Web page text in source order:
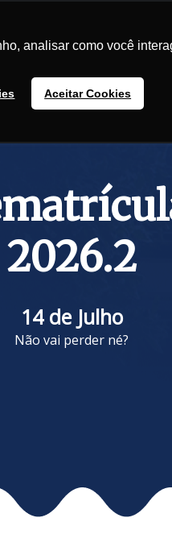
analisar como você
Aceitar Cookies
2026.2
14 de Julho
Não vai perder né?